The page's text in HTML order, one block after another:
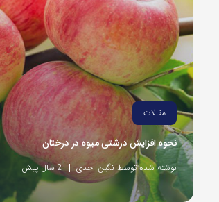
مقالات
نحوه افزایش درشتی میوه در درختان
نوشته شده توسط نگین احدی 2 سال پیش